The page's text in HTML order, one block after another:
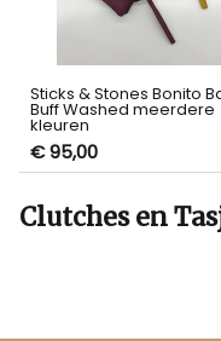
Sticks & Stones Bonito
Buff Washed meerdere
kleuren
€ 95,00
Clutches en